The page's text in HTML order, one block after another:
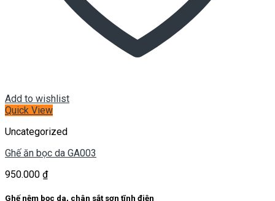
Add to wishlist
Quick View
Uncategorized
Ghế ăn bọc da GA003
950.000 ₫
Ghế nệm bọc da, chân sắt sơn tĩnh điện